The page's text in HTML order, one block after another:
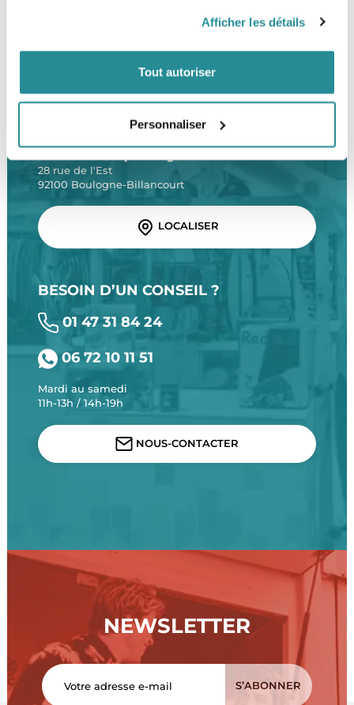
Afficher les détails
Tout autoriser
Personnaliser
28 rue de l'Est
92100 Boulogne-Billancourt
LOCALISER
BESOIN D’UN CONSEIL ?
01 47 31 84 24
06 72 10 11 51
Mardi au samedi
11h-13h / 14h-19h
NOUS-CONTACTER
NEWSLETTER